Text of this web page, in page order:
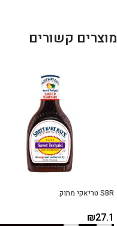
מוצרים קשורים
SBR טריאקי מתוק
₪27.1